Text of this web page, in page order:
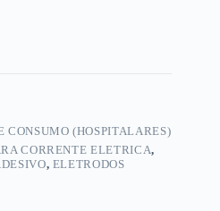
CONSUMO (HOSPITALARES)
CORRENTE ELETRICA,
, ELETRODOS